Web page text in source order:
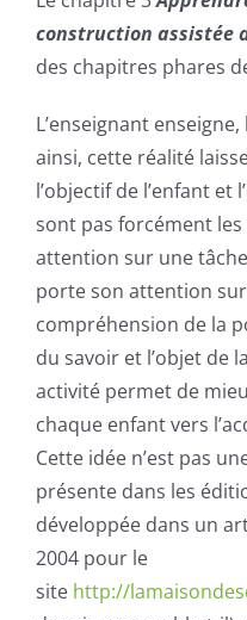
construction assistée
des chapitres phares
L’enseignant
ainsi, cette réalité
l’objectif de l’enfant et
sont pas forcément les
attention sur une
porte son attention
compréhension de la
du savoir et l’objet de
activité permet de
chaque enfant vers
Cette idée n’est pas
présente dans les
développée dans un
2004 pour le
site http://